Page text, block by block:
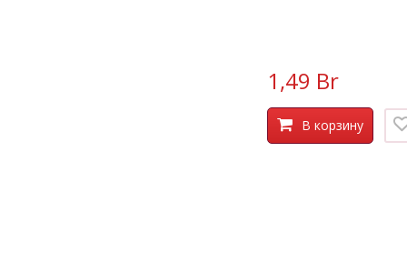
1,49 Br
В корзину